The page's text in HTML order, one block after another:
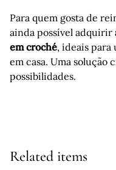
Para quem gosta de
ainda possível adquirir
em croché, ideais para
em casa. Uma solução
possibilidades.
Related items